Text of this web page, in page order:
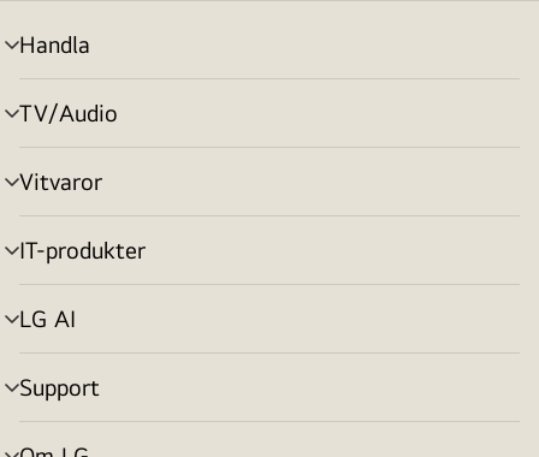
Handla
menyväxling
TV/Audio
menyväxling
Vitvaror
menyväxling
IT-produkter
menyväxling
LG AI
menyväxling
Support
menyväxling